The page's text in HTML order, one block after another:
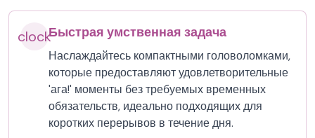
clockБыстрая умственная задача
Наслаждайтесь компактными головоломками,
которые предоставляют удовлетворительные
'ага!' моменты без требуемых временных
обязательств, идеально подходящих для
коротких перерывов в течение дня.